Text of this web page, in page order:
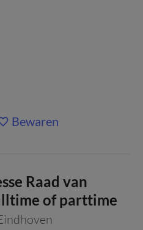
Bewaren
Raad van
of parttime